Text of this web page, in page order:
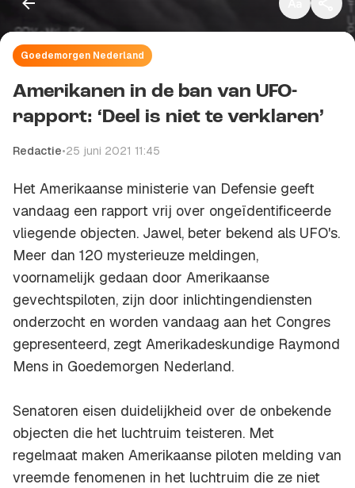
Goedemorgen Nederland
Amerikanen in de ban van UFO-
rapport: ‘Deel is niet te verklaren’
Redactie•25 juni 2021 11:45
Het Amerikaanse ministerie van Defensie geeft
vandaag een rapport vrij over ongeïdentificeerde
vliegende objecten. Jawel, beter bekend als UFO's.
Meer dan 120 mysterieuze meldingen,
voornamelijk gedaan door Amerikaanse
gevechtspiloten, zijn door inlichtingendiensten
onderzocht en worden vandaag aan het Congres
gepresenteerd, zegt Amerikadeskundige Raymond
Mens in Goedemorgen Nederland.
Senatoren eisen duidelijkheid over de onbekende
objecten die het luchtruim teisteren. Met
regelmaat maken Amerikaanse piloten melding van
vreemde fenomenen in het luchtruim die ze niet